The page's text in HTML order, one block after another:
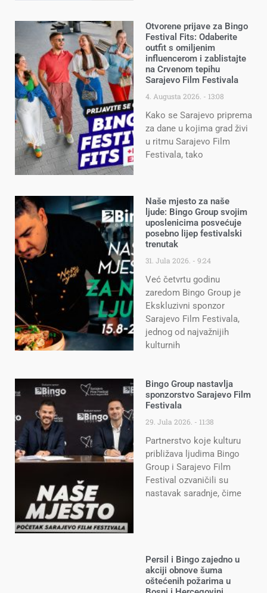
Otvorene prijave za Bingo
Festival Fits: Odaberite
outfit s omiljenim
influencerom i zablistajte
na Crvenom tepihu
Sarajevo Film Festivala
4. Augusta 2026. 13:08
Kako se Sarajevo priprema
za dane u kojima grad živi
u ritmu Sarajevo Film
Festivala, tako
Naše mjesto za naše
ljude: Bingo Group svojim
uposlenicima posvećuje
posebno lijep festivalski
trenutak
31. Jula 2026. 9:24
Već četvrtu godinu
zaredom Bingo Group je
Ekskluzivni sponzor
Sarajevo Film Festivala,
jednog od najvažnijih
kulturnih
Bingo Group nastavlja
sponzorstvo Sarajevo Film
Festivala
29. Jula 2026. 11:38
Partnerstvo koje kulturu
približava ljudima Bingo
Group i Sarajevo Film
Festival ozvaničili su
nastavak saradnje, čime
Persil i Bingo zajedno u
akciji obnove šuma
oštećenih požarima u